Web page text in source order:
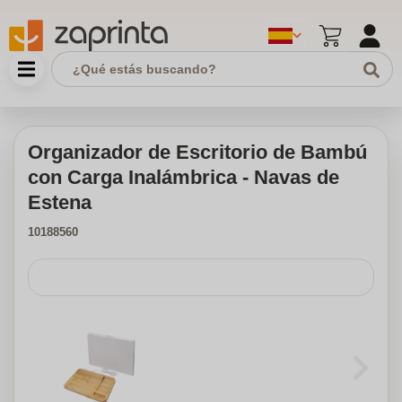
Organizador de Escritorio de Bambú
con Carga Inalámbrica - Navas de
Estena
10188560